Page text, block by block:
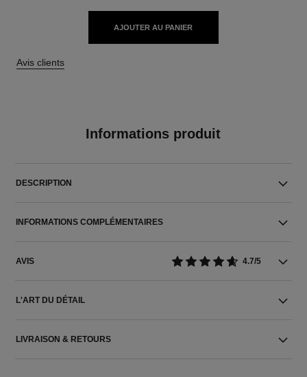
AJOUTER AU PANIER
Avis clients
Informations produit
DESCRIPTION
INFORMATIONS COMPLÉMENTAIRES
AVIS 4.7/5
L'ART DU DÉTAIL
LIVRAISON & RETOURS